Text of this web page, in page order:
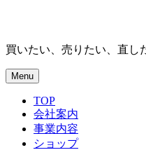
買いたい、売りたい、直し
Menu
TOP
会社案内
事業内容
ショップ